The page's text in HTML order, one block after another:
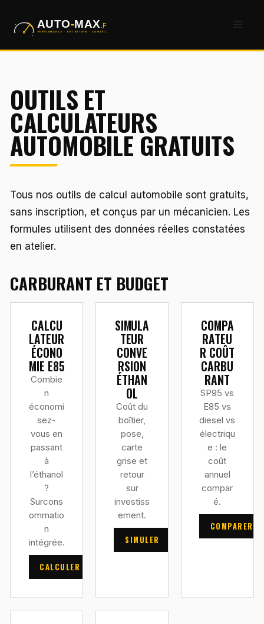
OUTILS ET
CALCULATEURS
AUTOMOBILE GRATUITS
Tous nos outils de calcul automobile sont gratuits,
sans inscription, et conçus par un mécanicien. Les
formules utilisent des données réelles constatées
en atelier.
CARBURANT ET BUDGET
CALCU
LATEUR
ÉCONO
MIE E85
Combie
n
économi
sez-
vous en
passant
à
l’éthanol
?
Surcons
ommatio
n
intégrée.
CALCULER
SIMULA
TEUR
CONVE
RSION
ÉTHAN
OL
Coût du
boîtier,
pose,
carte
grise et
retour
sur
investiss
ement.
SIMULER
COMPA
RATEU
R COÛT
CARBU
RANT
SP95 vs
E85 vs
diesel vs
électriqu
e : le
coût
annuel
compar
é.
COMPARER